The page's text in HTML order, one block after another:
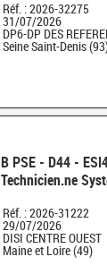
direction – SSI/
Réf. : 2026-32275
31/07/2026
DP6-DP DES
Seine Saint-Denis
B PSE - D44 -
Technicien.ne
Server H/F
Réf. : 2026-31222
29/07/2026
DISI CENTRE OUEST
Maine et Loire (49)